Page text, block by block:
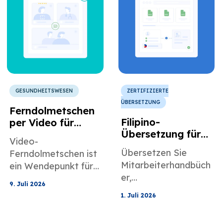
GESUNDHEITSWESEN
Ferndolmetschen
per Video für
Gesundheitsdienst
leister und
Telemedizinprogra
mme
Video-
Ferndolmetschen ist
ein Wendepunkt für
Gesundheitsdienstlei
9. Juli 2026
ZERTIFIZIERTE
ÜBERSETZUNG
Filipino-
Übersetzung für
US-amerikanische
Beschäftigungs-
und
Personaldokumen
tation
Übersetzen Sie
Mitarbeiterhandbüch
er,
Sicherheitsschulunge
1. Juli 2026